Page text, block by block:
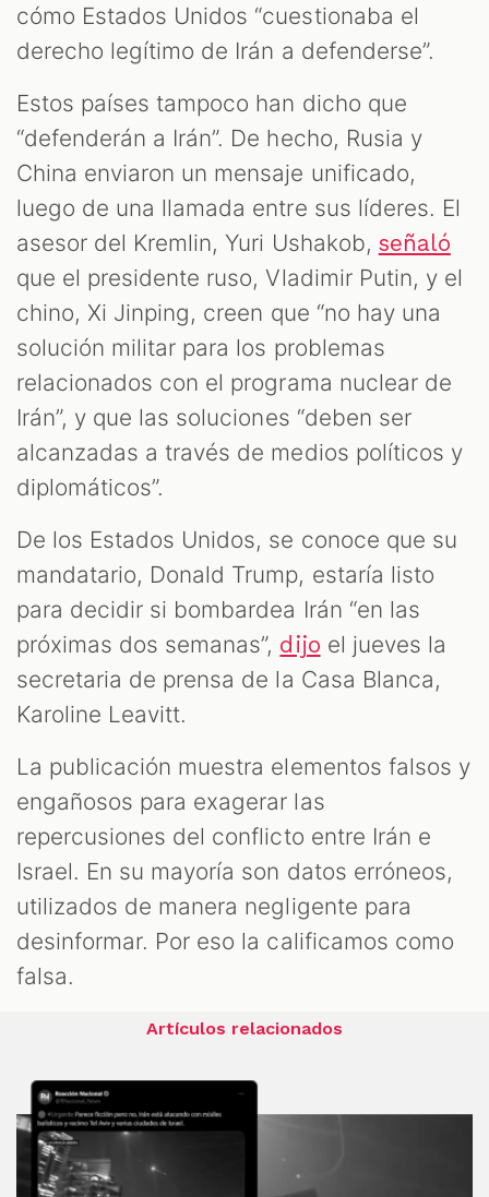
cómo Estados Unidos “cuestionaba el
derecho legítimo de Irán a defenderse”.
Estos países tampoco han dicho que
“defenderán a Irán”. De hecho, Rusia y
China enviaron un mensaje unificado,
luego de una llamada entre sus líderes. El
asesor del Kremlin, Yuri Ushakob, señaló
que el presidente ruso, Vladimir Putin, y el
chino, Xi Jinping, creen que “no hay una
solución militar para los problemas
relacionados con el programa nuclear de
Irán”, y que las soluciones “deben ser
alcanzadas a través de medios políticos y
diplomáticos”.
De los Estados Unidos, se conoce que su
mandatario, Donald Trump, estaría listo
para decidir si bombardea Irán “en las
próximas dos semanas”, dijo el jueves la
secretaria de prensa de la Casa Blanca,
Karoline Leavitt.
La publicación muestra elementos falsos y
engañosos para exagerar las
repercusiones del conflicto entre Irán e
Israel. En su mayoría son datos erróneos,
utilizados de manera negligente para
desinformar. Por eso la calificamos como
falsa.
Artículos relacionados